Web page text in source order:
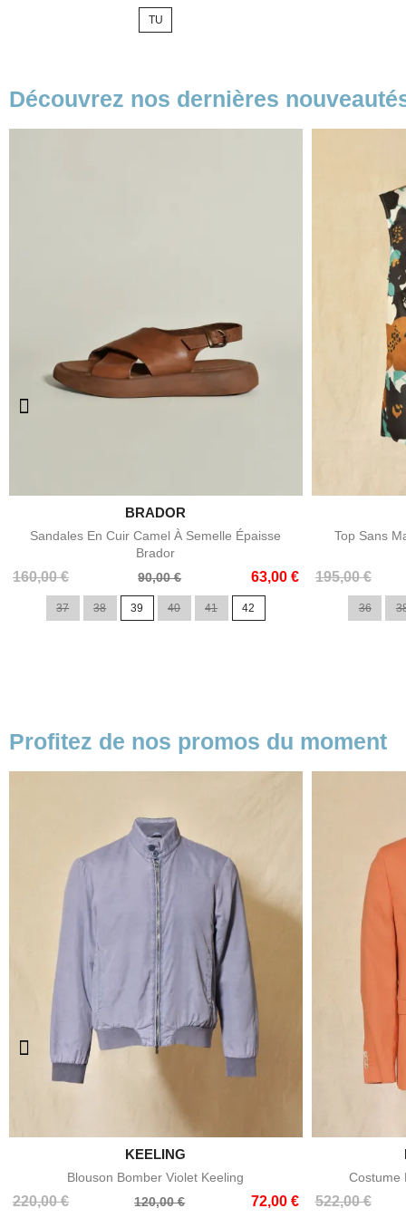
TU
Découvrez nos dernières
Aperçu rapide
BRADOR
Sandales En Cuir Camel À Semelle Épaisse
Brador
160,00 €
Prix
90,00 € 63,00 €
Prix
37 38 39 40 41 42
Top Sans
195,00 €
Prix
Prix
36
Profitez de nos promos du moment
Aperçu rapide
KEELING
Blouson Bomber Violet Keeling
220,00 €
Prix
120,00 € 72,00 €
Prix
Costume
522,00 €
Prix
Prix